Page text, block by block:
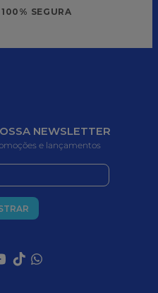
100% SEGURA
NEWSLETTER
e lançamentos